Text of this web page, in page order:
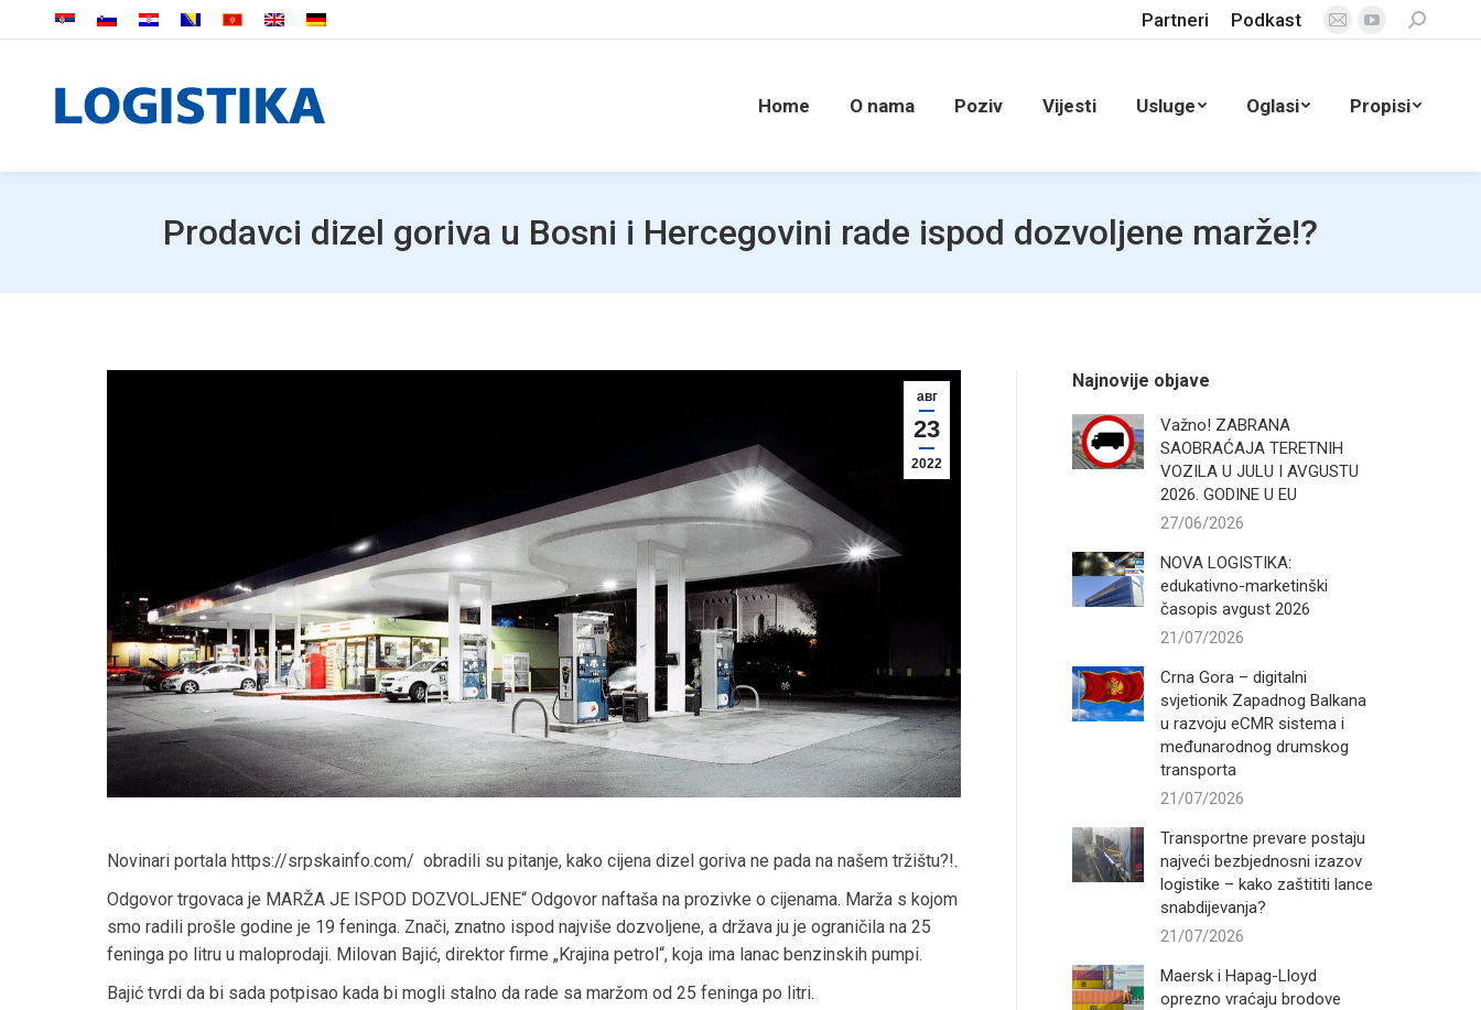
Partneri Podkast
Mail
window
YouTube
in
window
Search:
Home O nama Poziv Vijesti Usluge Oglasi Propisi
Prodavci dizel goriva u Bosni i Hercegovini rade ispod dozvoljene marže!?
авг
23
2022
Novinari portala https://srpskainfo.com/ obradili su pitanje, kako cijena dizel goriva ne pada na našem tržištu?!.
Odgovor trgovaca je MARŽA JE ISPOD DOZVOLJENE“ Odgovor naftaša na prozivke o cijenama. Marža s kojom
smo radili prošle godine je 19 feninga. Znači, znatno ispod najviše dozvoljene, a država ju je ograničila na 25
feninga po litru u maloprodaji. Milovan Bajić, direktor firme „Krajina petrol“, koja ima lanac benzinskih pumpi.
Bajić tvrdi da bi sada potpisao kada bi mogli stalno da rade sa maržom od 25 feninga po litri.
Najnovije objave
Važno! ZABRANA
SAOBRAĆAJA TERETNIH
VOZILA U JULU I AVGUSTU
2026. GODINE U EU
27/06/2026
NOVA LOGISTIKA:
edukativno-marketinški
časopis avgust 2026
21/07/2026
Crna Gora – digitalni
svjetionik Zapadnog Balkana
u razvoju eCMR sistema i
međunarodnog drumskog
transporta
21/07/2026
Transportne prevare postaju
najveći bezbjednosni izazov
logistike – kako zaštititi lance
snabdijevanja?
21/07/2026
Maersk i Hapag-Lloyd
oprezno vraćaju brodove